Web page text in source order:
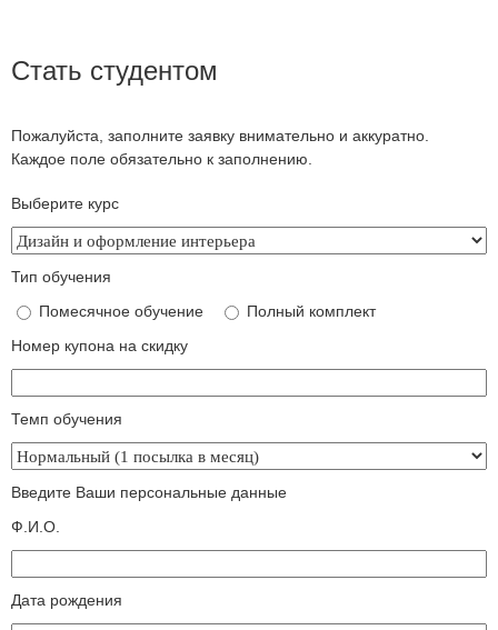
Стать студентом
Пожалуйста, заполните заявку внимательно и аккуратно.
Каждое поле обязательно к заполнению.
Выберите курс
Тип обучения
Помесячное обучение
Полный комплект
Номер купона на скидку
Темп обучения
Введите Ваши персональные данные
Ф.И.О.
Дата рождения